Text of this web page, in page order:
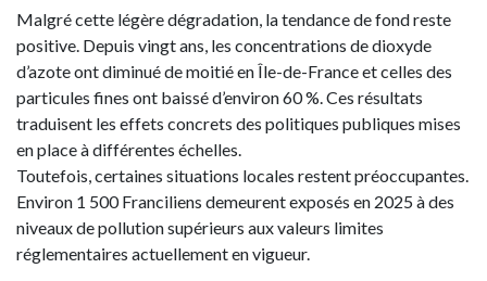
Malgré cette légère dégradation, la tendance de fond reste
positive. Depuis vingt ans, les concentrations de dioxyde
d’azote ont diminué de moitié en Île-de-France et celles des
particules fines ont baissé d’environ 60 %. Ces résultats
traduisent les effets concrets des politiques publiques mises
en place à différentes échelles.
Toutefois, certaines situations locales restent préoccupantes.
Environ 1 500 Franciliens demeurent exposés en 2025 à des
niveaux de pollution supérieurs aux valeurs limites
réglementaires actuellement en vigueur.